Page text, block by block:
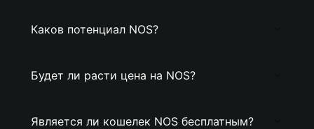
Каков потенциал NOS?
Будет ли расти цена на NOS?
Является ли кошелек NOS бесплатным?